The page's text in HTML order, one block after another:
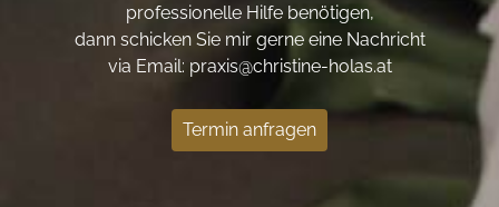
professionelle Hilfe benötigen,
dann schicken Sie mir gerne eine Nachricht
via Email: praxis@christine-holas.at
Termin anfragen